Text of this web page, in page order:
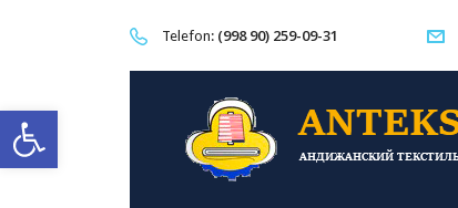
Open toolbar
Telefon: (998 90) 259-09-31